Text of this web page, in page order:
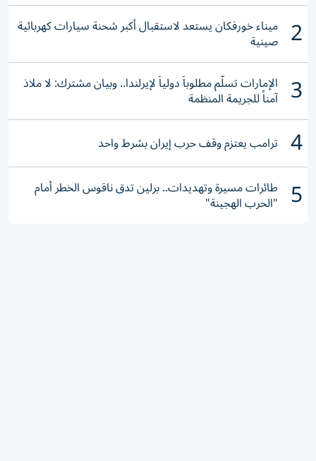
2 ميناء خورفكان يستعد لاستقبال أكبر شحنة سيارات كهربائية
صينية
3 الإمارات تسلّم مطلوباً دولياً لإيرلندا.. وبيان مشترك: لا ملاذ
آمناً للجريمة المنظمة
4 ترامب يعتزم وقف حرب إيران بشرط واحد
5 طائرات مسيرة وتهديدات.. برلين تدق ناقوس الخطر أمام
"الحرب الهجينة"